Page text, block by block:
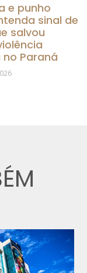
e punho
sinal de
salvou
Paraná